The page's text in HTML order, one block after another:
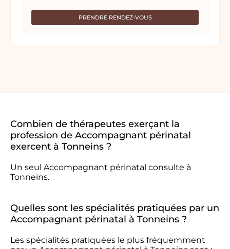
PRENDRE RENDEZ-VOUS
Combien de thérapeutes exerçant la
profession de Accompagnant périnatal
exercent à Tonneins ?
Un seul Accompagnant périnatal consulte à
Tonneins.
Quelles sont les spécialités pratiquées par un
Accompagnant périnatal à Tonneins ?
Les spécialités pratiquées le plus fréquemment